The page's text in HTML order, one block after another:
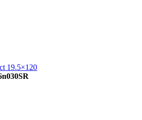
19.5×120